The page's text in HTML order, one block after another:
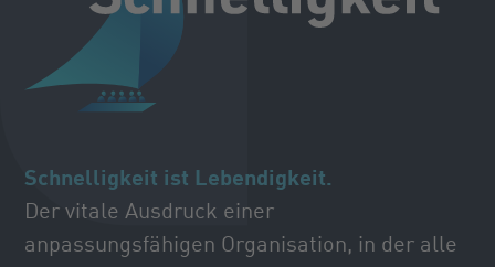
Schnelligkeit ist Lebendigkeit.
Der vitale Ausdruck einer
anpassungsfähigen Organisation, in der alle